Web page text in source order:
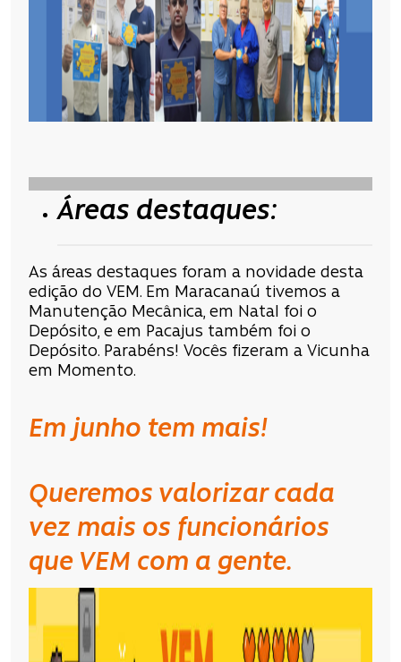
Áreas destaques:
As áreas destaques foram a novidade desta
edição do VEM. Em Maracanaú tivemos a
Manutenção Mecânica, em Natal foi o
Depósito, e em Pacajus também foi o
Depósito. Parabéns! Vocês fizeram a Vicunha
em Momento.
Em junho tem mais!
Queremos valorizar cada
vez mais os funcionários
que VEM com a gente.